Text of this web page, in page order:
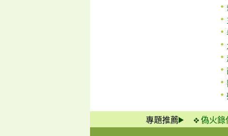
專題推薦 偽火錄